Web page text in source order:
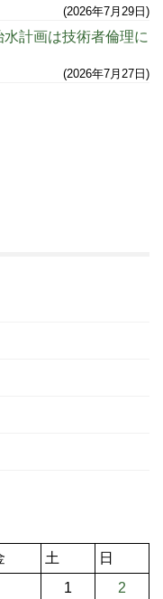
2026年7月29日
計画は技術者倫理に
2026年7月27日
土
日
1
2